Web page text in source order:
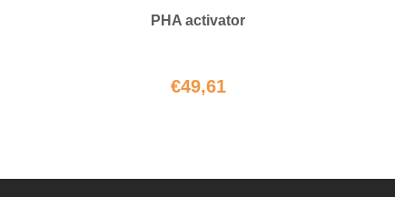
PHA activator
€49,61